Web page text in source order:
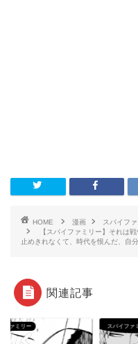
HOME 漫画
スパイフ
【スパイファミリー】それは
止めきれなくて、時代を恨んだ、自
関連記事
ファミリー スパイファ